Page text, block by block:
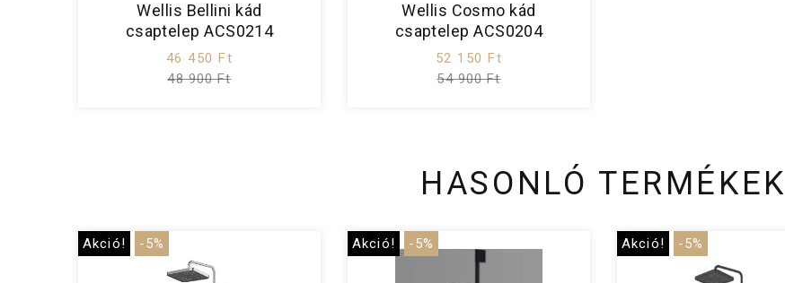
Wellis Bellini kád
csaptelep ACS0214
46 450 Ft
48 900 Ft
Wellis Cosmo kád
csaptelep ACS0204
52 150 Ft
54 900 Ft
HASONLÓ TERMÉKEK
Akció! -5% Akció! -5% Akció! -5%